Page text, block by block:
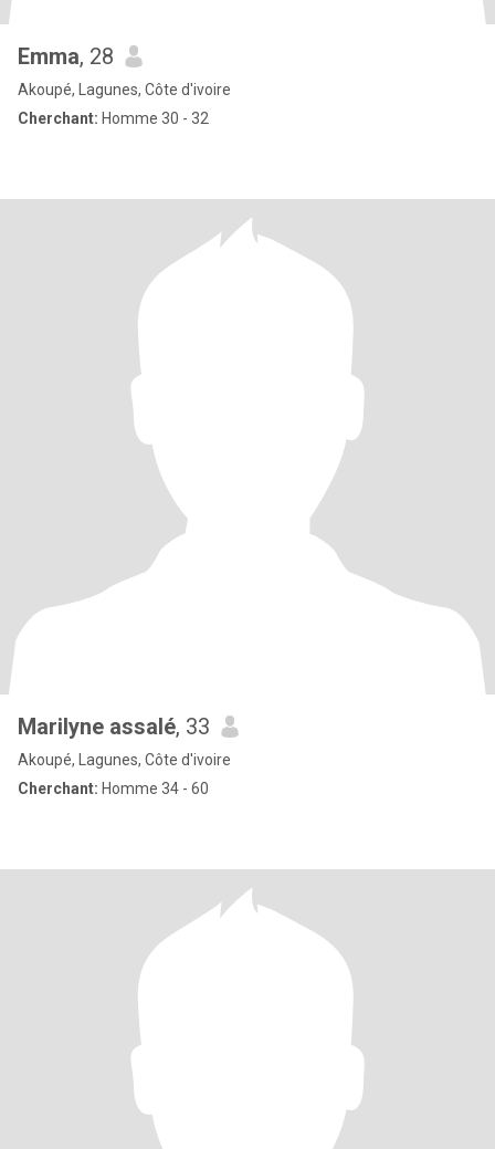
Emma, 28
Akoupé, Lagunes, Côte d'ivoire
Cherchant: Homme 30 - 32
Marilyne assalé, 33
Akoupé, Lagunes, Côte d'ivoire
Cherchant: Homme 34 - 60